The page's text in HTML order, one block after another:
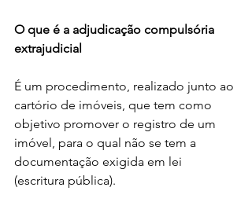
O que é a adjudicação compulsória
extrajudicial
É um procedimento, realizado junto ao
cartório de imóveis, que tem como
objetivo promover o registro de um
imóvel, para o qual não se tem a
documentação exigida em lei
(escritura pública).